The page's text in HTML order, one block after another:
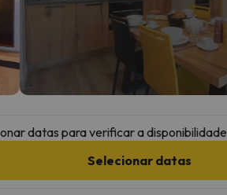
datas para verificar a disponibilidade
Selecionar datas